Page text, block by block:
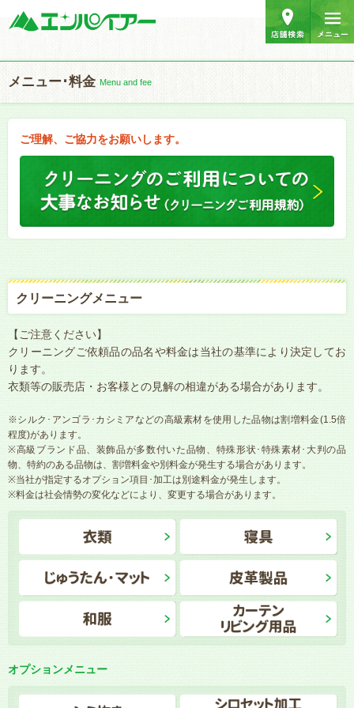
メニュー･料金 Menu and fee
ご理解、ご協力をお願いします。
クリーニングメニュー
【ご注意ください】
クリーニングご依頼品の品名や料金は当社の基準により決定してお
ります。
衣類等の販売店・お客様との見解の相違がある場合があります。
※シルク･アンゴラ･カシミアなどの高級素材を使用した品物は割増料金(1.5倍
程度)があります。
※高級ブランド品、装飾品が多数付いた品物、特殊形状･特殊素材･大判の品
物、特約のある品物は、割増料金や別料金が発生する場合があります。
※当社が指定するオプション項目･加工は別途料金が発生します。
※料金は社会情勢の変化などにより、変更する場合があります。
オプションメニュー